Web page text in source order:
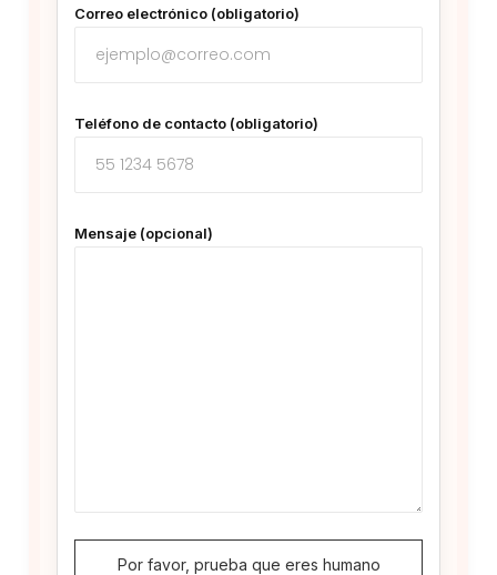
Correo electrónico (obligatorio)
Teléfono de contacto (obligatorio)
Mensaje (opcional)
Por favor, prueba que eres humano